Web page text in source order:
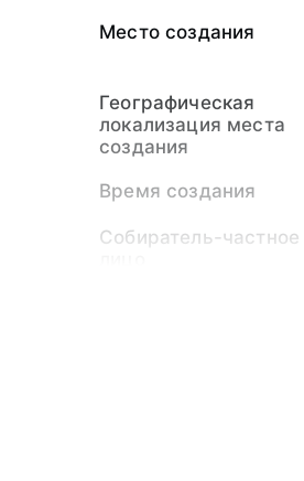
Место создания
Географическая
локализация места
создания
Время создания
Собиратель-частное